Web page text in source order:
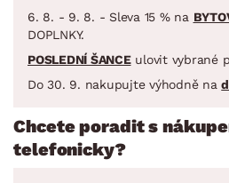
6. 8. - 9. 8. - Sleva 15 % na
DOPLNKY.
POSLEDNÍ ŠANCEulovit vybrané
Do 30. 9. nakupujte výhodně na
Chcete poradit s
telefonicky?